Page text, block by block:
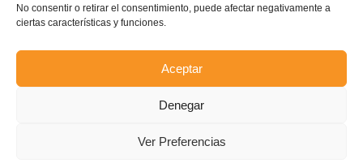
No consentir o retirar el consentimiento, puede afectar negativamente a
ciertas características y funciones.
Aceptar
Denegar
Ver Preferencias
Facebook Twitter Linkeding Instagram
Deimos Estadística S.L. – ES-B90375460. Copyright © 2025.
Todos los derechos reservados.